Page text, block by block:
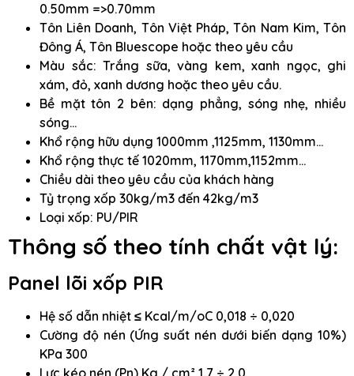
0.50mm =>0.70mm
Tôn Liên Doanh, Tôn Việt Pháp, Tôn Nam Kim, Tôn
Đông Á, Tôn Bluescope hoặc theo yêu cầu
Màu sắc: Trắng sữa, vàng kem, xanh ngọc, ghi
xám, đỏ, xanh dương hoặc theo yêu cầu.
Bề mặt tôn 2 bên: dạng phẳng, sóng nhẹ, nhiều
sóng…
Khổ rộng hữu dụng 1000mm ,1125mm, 1130mm…
Khổ rộng thực tế 1020mm, 1170mm,1152mm…
Chiều dài theo yêu cầu của khách hàng
Tỷ trọng xốp 30kg/m3 đến 42kg/m3
Loại xốp: PU/PIR
Thông số theo tính chất vật lý:
Panel lõi xốp PIR
Hệ số dẫn nhiệt ≤ Kcal/m/oC 0,018 ÷ 0,020
Cường độ nén (Ứng suất nén dưới biến dạng 10%)
KPa 300